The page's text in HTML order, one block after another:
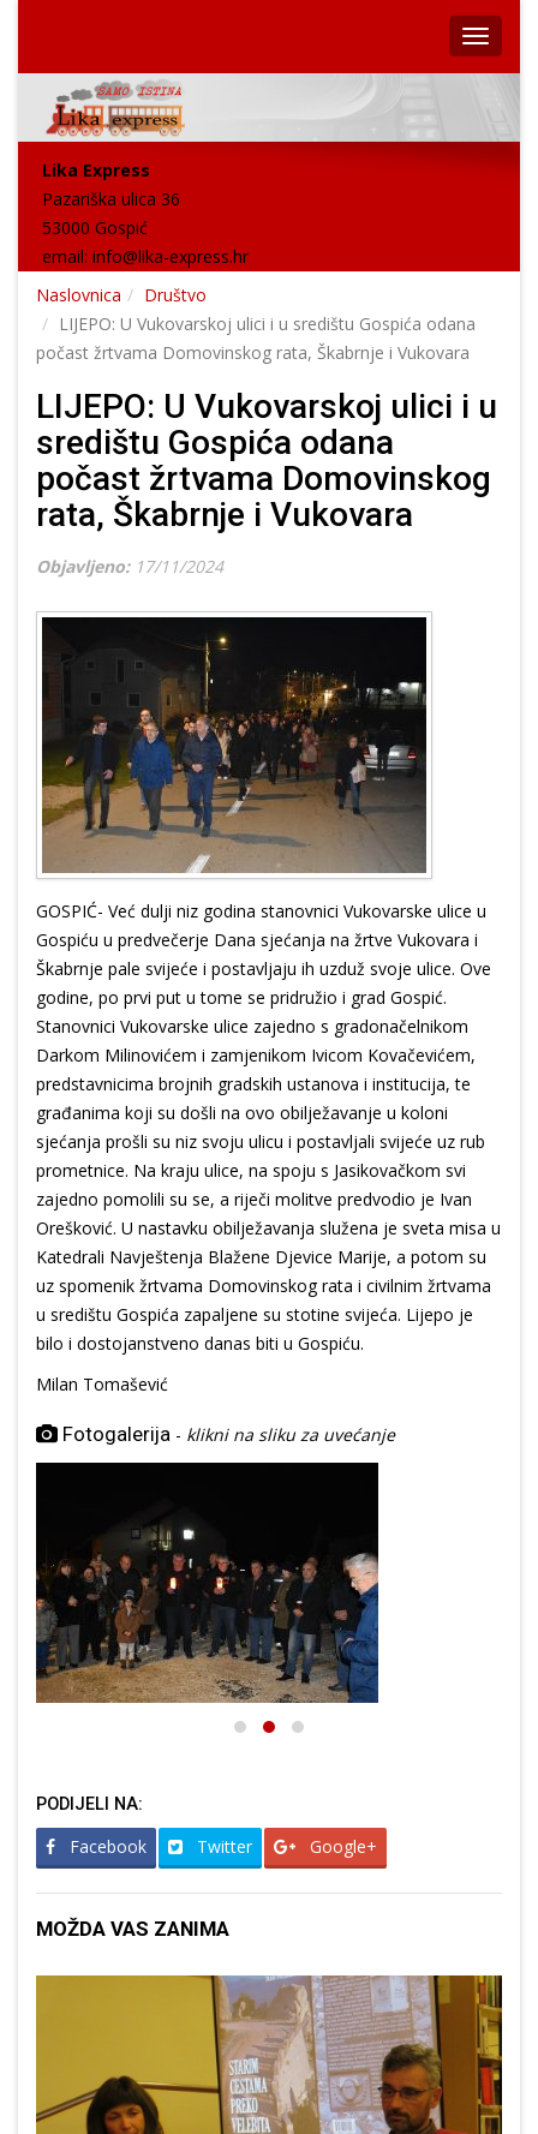
Lika Express
Pazariška ulica 36
53000 Gospić
email: info@lika-express.hr
Naslovnica
Društvo
LIJEPO: U Vukovarskoj ulici i u središtu Gospića odana
počast žrtvama Domovinskog rata, Škabrnje i Vukovara
LIJEPO: U Vukovarskoj ulici i u
središtu Gospića odana
počast žrtvama Domovinskog
rata, Škabrnje i Vukovara
Objavljeno: 17/11/2024
GOSPIĆ- Već dulji niz godina stanovnici Vukovarske ulice u
Gospiću u predvečerje Dana sjećanja na žrtve Vukovara i
Škabrnje pale svijeće i postavljaju ih uzduž svoje ulice. Ove
godine, po prvi put u tome se pridružio i grad Gospić.
Stanovnici Vukovarske ulice zajedno s gradonačelnikom
Darkom Milinovićem i zamjenikom Ivicom Kovačevićem,
predstavnicima brojnih gradskih ustanova i institucija, te
građanima koji su došli na ovo obilježavanje u koloni
sjećanja prošli su niz svoju ulicu i postavljali svijeće uz rub
prometnice. Na kraju ulice, na spoju s Jasikovačkom svi
zajedno pomolili su se, a riječi molitve predvodio je Ivan
Orešković. U nastavku obilježavanja služena je sveta misa u
Katedrali Navještenja Blažene Djevice Marije, a potom su
uz spomenik žrtvama Domovinskog rata i civilnim žrtvama
u središtu Gospića zapaljene su stotine svijeća. Lijepo je
bilo i dostojanstveno danas biti u Gospiću.
Milan Tomašević
Fotogalerija - klikni na sliku za uvećanje
PODIJELI NA:
Facebook Twitter Google+
MOŽDA VAS ZANIMA